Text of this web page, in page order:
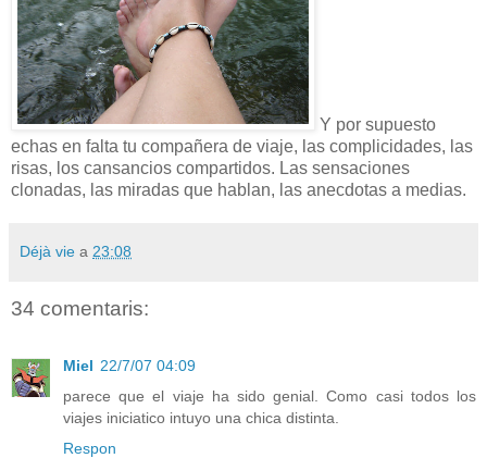
Y por supuesto
echas en falta tu compañera de viaje, las complicidades, las
risas, los cansancios compartidos. Las sensaciones
clonadas, las miradas que hablan, las anecdotas a medias.
Déjà vie a 23:08
34 comentaris:
Miel 22/7/07 04:09
parece que el viaje ha sido genial. Como casi todos los
viajes iniciatico intuyo una chica distinta.
Respon